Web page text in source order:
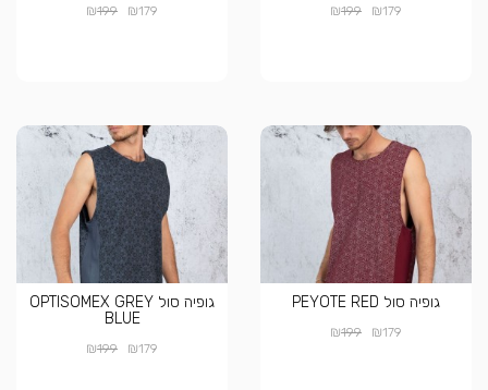
₪179
₪199
₪179
₪199
גופיה סול PEYOTE RED
₪179
₪199
גופיה סול OPTISOMEX GREY
BLUE
₪179
₪199